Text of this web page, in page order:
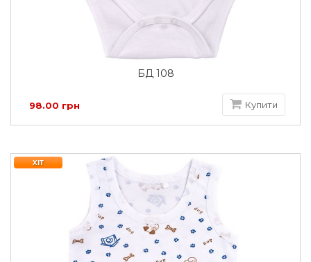
БД 108
98.00 грн Купити
ХІТ